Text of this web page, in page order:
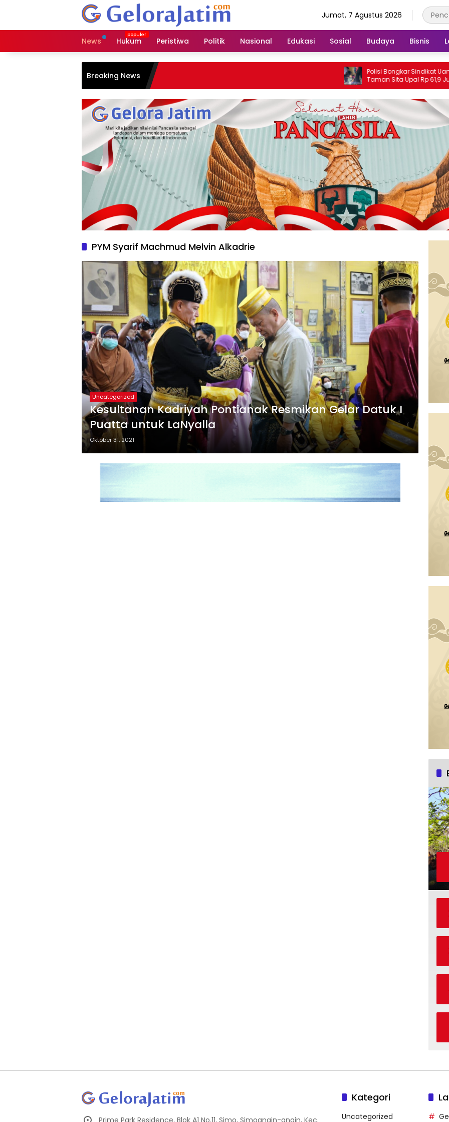
Jumat, 7 Agustus 2026
News Hukum Peristiwa Politik Nasional Edukasi Sosial Budaya Bisnis
Breaking News
Polisi Bongkar Sindikat Uang Palsu,
Taman Sita Upal Rp 61,9 Juta dan
Tangkap Tiga Tersangka
PYM Syarif Machmud Melvin Alkadrie
Uncategorized
Kesultanan Kadriyah Pontianak Resmikan Gelar Datuk I
Puatta untuk LaNyalla
Oktober 31, 2021
Kategori
Uncategorized